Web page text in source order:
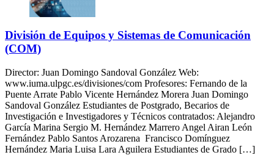
División de Equipos y Sistemas de Comunicación
(COM)
Director: Juan Domingo Sandoval González Web:
www.iuma.ulpgc.es/divisiones/com Profesores: Fernando de la
Puente Arrate Pablo Vicente Hernández Morera Juan Domingo
Sandoval González Estudiantes de Postgrado, Becarios de
Investigación e Investigadores y Técnicos contratados: Alejandro
García Marina Sergio M. Hernández Marrero Angel Airan León
Fernández Pablo Santos Arozarena Francisco Domínguez
Hernández Maria Luisa Lara Aguilera Estudiantes de Grado […]